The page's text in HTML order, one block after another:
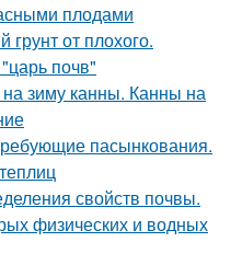
плодами
грунт от плохого.
почв"
зиму канны. Канны на
пасынкования.
свойств почвы.
физических и водных